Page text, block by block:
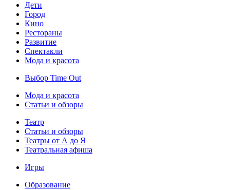
Дети
Город
Кино
Рестораны
Развитие
Спектакли
Мода и красота
Выбор Time Out
Мода и красота
Статьи и обзоры
Театр
Статьи и обзоры
Театры от А до Я
Театральная афиша
Игры
Образование